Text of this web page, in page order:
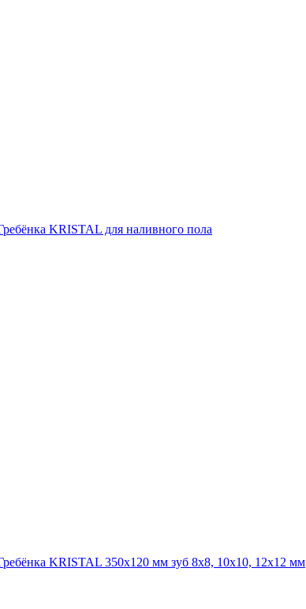
KRISTAL для наливного пола
KRISTAL 350х120 мм зуб 8х8, 10х10, 12х12 мм